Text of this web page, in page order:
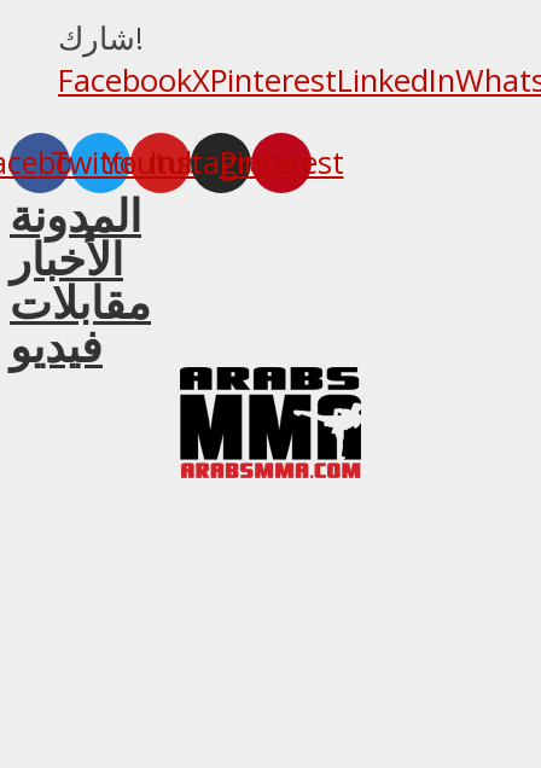
شارك!
FacebookXPinterestLinkedIn
TwitterYoutube
Instagram
Pinterest
المدونة
الأخبار
مقابلات
فيديو